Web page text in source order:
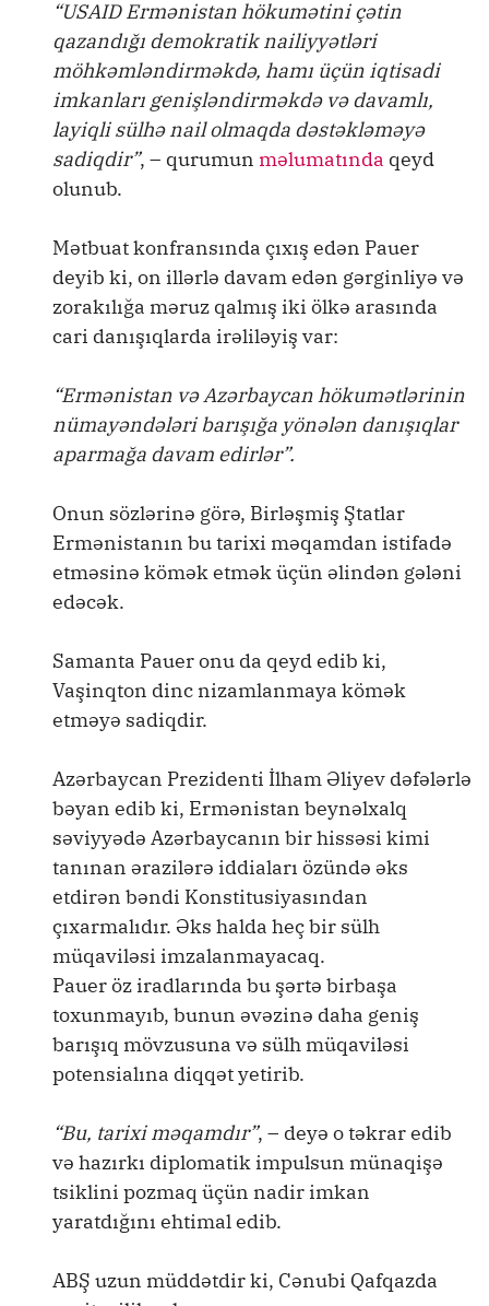
“USAID Ermənistan hökumətini çətin
qazandığı demokratik nailiyyətləri
möhkəmləndirməkdə, hamı üçün iqtisadi
imkanları genişləndirməkdə və davamlı,
layiqli sülhə nail olmaqda dəstəkləməyə
sadiqdir”, – qurumun məlumatında qeyd
olunub.
Mətbuat konfransında çıxış edən Pauer
deyib ki, on illərlə davam edən gərginliyə və
zorakılığa məruz qalmış iki ölkə arasında
cari danışıqlarda irəliləyiş var:
“Ermənistan və Azərbaycan hökumətlərinin
nümayəndələri barışığa yönələn danışıqlar
aparmağa davam edirlər”.
Onun sözlərinə görə, Birləşmiş Ştatlar
Ermənistanın bu tarixi məqamdan istifadə
etməsinə kömək etmək üçün əlindən gələni
edəcək.
Samanta Pauer onu da qeyd edib ki,
Vaşinqton dinc nizamlanmaya kömək
etməyə sadiqdir.
Azərbaycan Prezidenti İlham Əliyev dəfələrlə
bəyan edib ki, Ermənistan beynəlxalq
səviyyədə Azərbaycanın bir hissəsi kimi
tanınan ərazilərə iddiaları özündə əks
etdirən bəndi Konstitusiyasından
çıxarmalıdır. Əks halda heç bir sülh
müqaviləsi imzalanmayacaq.
Pauer öz iradlarında bu şərtə birbaşa
toxunmayıb, bunun əvəzinə daha geniş
barışıq mövzusuna və sülh müqaviləsi
potensialına diqqət yetirib.
“Bu, tarixi məqamdır”, – deyə o təkrar edib
və hazırkı diplomatik impulsun münaqişə
tsiklini pozmaq üçün nadir imkan
yaratdığını ehtimal edib.
ABŞ uzun müddətdir ki, Cənubi Qafqazda